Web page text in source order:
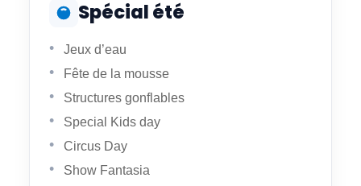
Spécial été
Jeux d’eau
Fête de la mousse
Structures gonflables
Special Kids day
Circus Day
Show Fantasia